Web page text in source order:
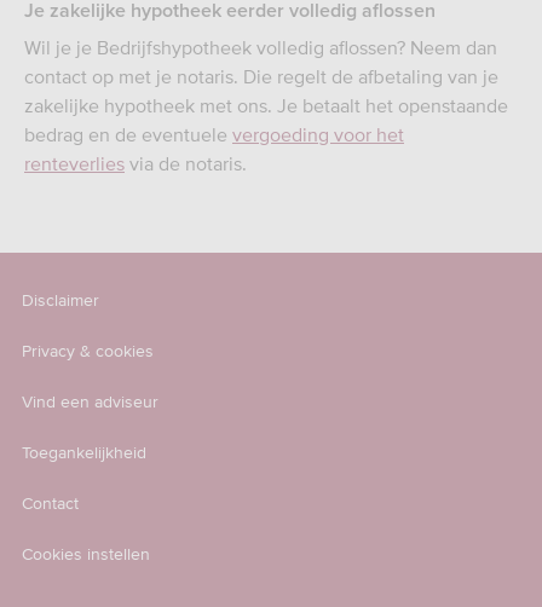
Je zakelijke hypotheek eerder volledig aflossen
Wil je je Bedrijfshypotheek volledig aflossen? Neem dan
contact op met je notaris. Die regelt de afbetaling van je
zakelijke hypotheek met ons. Je betaalt het openstaande
bedrag en de eventuele vergoeding voor het
renteverlies via de notaris.
Disclaimer
Privacy & cookies
Vind een adviseur
Toegankelijkheid
Contact
Cookies instellen